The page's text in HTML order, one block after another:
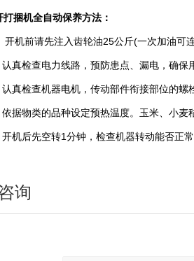
打捆机全自动保养方法：
前请先注入齿轮油25公斤(一次加油可连
检查电力线路，预防患点、漏电，确保用
检查机器电机，传动部件衔接部位的螺
物类的品种设定预热温度。玉米、小麦
后先空转1分钟，检查机器转动能否正常
询